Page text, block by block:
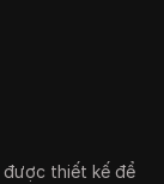
được thiết kế để